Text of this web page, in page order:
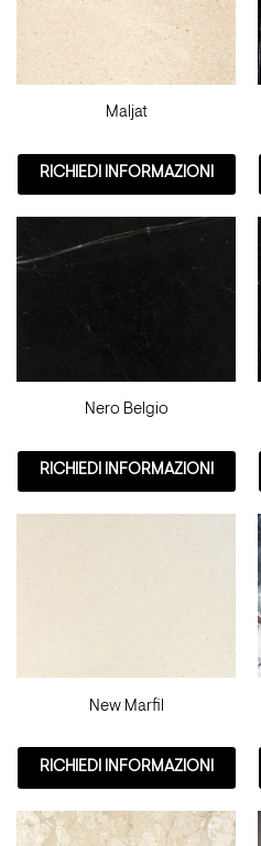
Maljat
RICHIEDI INFORMAZIONI
Nero Belgio
RICHIEDI INFORMAZIONI
New Marfil
RICHIEDI INFORMAZIONI